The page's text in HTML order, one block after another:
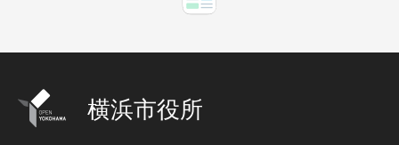
横浜市役所